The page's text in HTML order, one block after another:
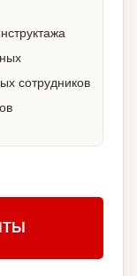
сотрудников